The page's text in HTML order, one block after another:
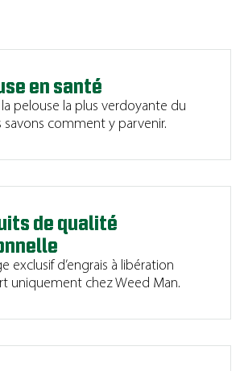
en santé
pelouse la plus verdoyante du
savons comment y parvenir.
de qualité
exclusif d’engrais à libération
uniquement chez Weed Man.